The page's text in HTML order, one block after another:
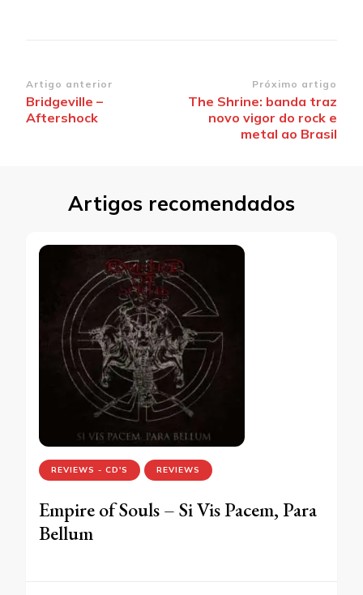
Navegação
de
Artigo anterior
Bridgeville –
Aftershock
Próximo artigo
The Shrine: banda traz
novo vigor do rock e
metal ao Brasil
Artigos recomendados
REVIEWS - CD'S REVIEWS
Empire of Souls – Si Vis Pacem, Para
Bellum